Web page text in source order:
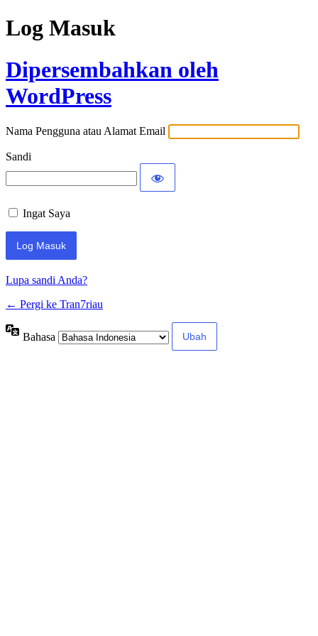
Log Masuk
Dipersembahkan oleh
WordPress
Nama Pengguna atau Alamat Email
Sandi
Ingat Saya
Lupa sandi Anda?
← Pergi ke Tran7riau
Bahasa